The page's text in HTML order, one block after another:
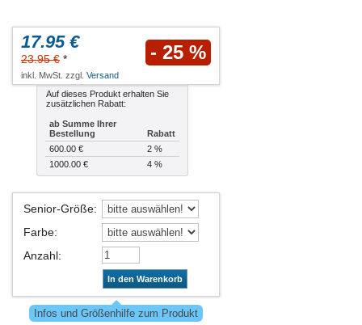
17.95 €
23.95 € * - 25 %
inkl. MwSt. zzgl. Versand
Auf dieses Produkt erhalten Sie
zusätzlichen Rabatt:
ab Summe Ihrer
Bestellung
Rabatt
600.00 €
2 %
1000.00 €
4 %
Senior-Größe:
Farbe:
Anzahl:
In den Warenkorb
Infos und Größenhilfe zum Produkt